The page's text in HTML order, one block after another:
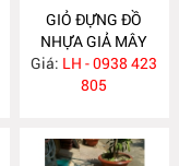
GIỎ ĐỰNG ĐỒ
NHỰA GIẢ MÂY
NH385
Giá: LH - 0938 423
805